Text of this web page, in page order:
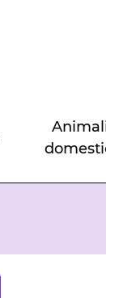
Animali
domestici